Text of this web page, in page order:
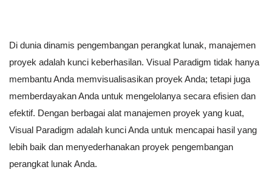
Di dunia dinamis pengembangan perangkat lunak, manajemen
proyek adalah kunci keberhasilan. Visual Paradigm tidak hanya
membantu Anda memvisualisasikan proyek Anda; tetapi juga
memberdayakan Anda untuk mengelolanya secara efisien dan
efektif. Dengan berbagai alat manajemen proyek yang kuat,
Visual Paradigm adalah kunci Anda untuk mencapai hasil yang
lebih baik dan menyederhanakan proyek pengembangan
perangkat lunak Anda.